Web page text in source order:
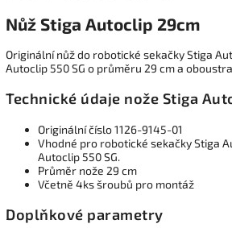
Nůž Stiga Autoclip 29cm
Originální nůž do robotické sekačky Stiga
Autoclip 550 SG o průměru 29 cm a
Technické údaje nože Stiga
Originální číslo 1126-9145-01
Vhodné pro robotické sekačky Stiga
Autoclip 550 SG.
Průměr nože 29 cm
Včetně 4ks šroubů pro montáž
Doplňkové parametry